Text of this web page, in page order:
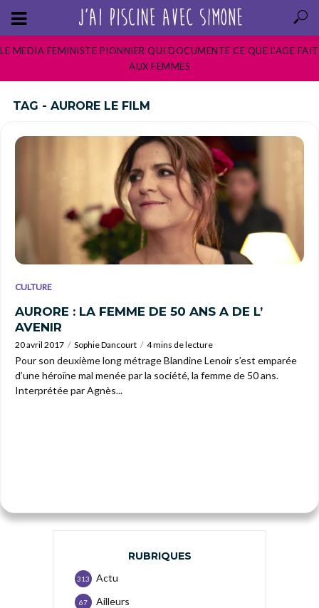
LE MEDIA FEMINISTE PIONNIER QUI DOCUMENTE CE QUE L’AGE FAIT
AUX FEMMES
TAG - AURORE LE FILM
CULTURE
AURORE : LA FEMME DE 50 ANS A DE L’
AVENIR
20 avril 2017 Sophie Dancourt 4 mins de lecture
Pour son deuxième long métrage Blandine Lenoir s’est emparée
d’une héroïne mal menée par la société, la femme de 50 ans.
Interprétée par Agnès...
RUBRIQUES
Actu
313
Ailleurs
67